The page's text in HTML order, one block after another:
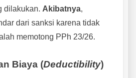
dilakukan. Akibatnya,
dari sanksi karena tidak
memotong PPh 23/26.
Biaya (Deductibility)